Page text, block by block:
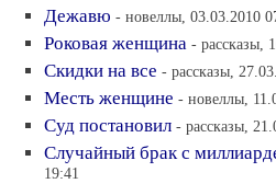
Дежавю - новеллы, 03.03.2010
Роковая женщина - рассказы,
Скидки на все - рассказы,
Месть женщине - новеллы,
Суд постановил - рассказы,
Случайный брак с
19:41